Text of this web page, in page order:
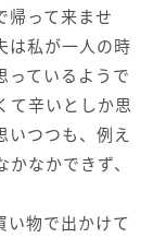
帰って来ませ
は私が一人の時
っているようで
て辛いとしか思
いつつも、例え
なかできず、
い物で出かけて